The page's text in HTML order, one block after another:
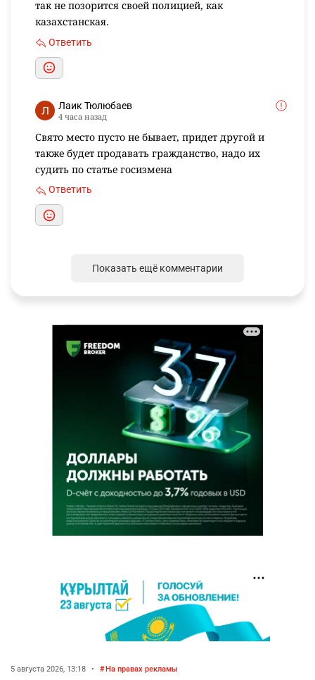
так не позорится своей полицией, как
казахстанская.
Ответить
Лаик Тюлюбаев
4 часа назад
Свято место пусто не бывает, придет другой и
также будет продавать гражданство, надо их
судить по статье госизмена
Ответить
Показать ещё комментарии
5 августа 2026, 13:18 • На правах рекламы